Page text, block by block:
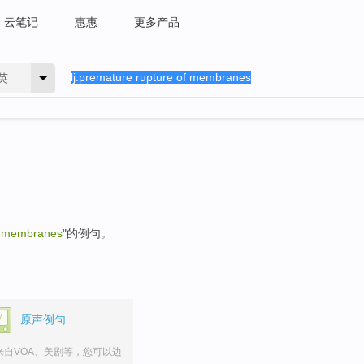
云笔记 惠惠 更多产品
"的例句。
原声例句
自VOA、美剧等，您可以边